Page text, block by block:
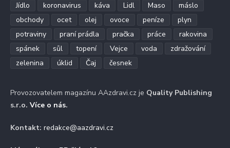
Jídlo
koronavirus káva Lidl Maso
máslo
obchody
ocet olej ovoce peníze
plyn
potraviny
praní prádla pračka práce
rakovina
spánek
sůl topení Vejce voda
zdražování
zelenina
úklid Čaj česnek
Provozovatelem magazínu AAzdravi.cz je Quality Publishing
s.r.o. Více o nás.
Kontakt: redakce@aazdravi.cz